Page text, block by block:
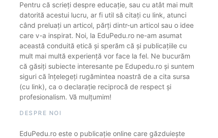
Pentru că scrieți despre educație, sau cu atât mai mult
datorită acestui lucru, ar fi util să citați cu link, atunci
când preluați un articol, părți dintr-un articol sau o idee
care v-a inspirat. Noi, la EduPedu.ro ne-am asumat
această conduită etică și sperăm că și publicațiile cu
mult mai multă experiență vor face la fel. Ne bucurăm
că găsiți subiecte interesante pe Edupedu.ro și suntem
siguri că înțelegeți rugămintea noastră de a cita sursa
(cu link), ca o declarație reciprocă de respect și
profesionalism. Vă mulțumim!
DESPRE NOI
EduPedu.ro este o publicație online care găzduiește